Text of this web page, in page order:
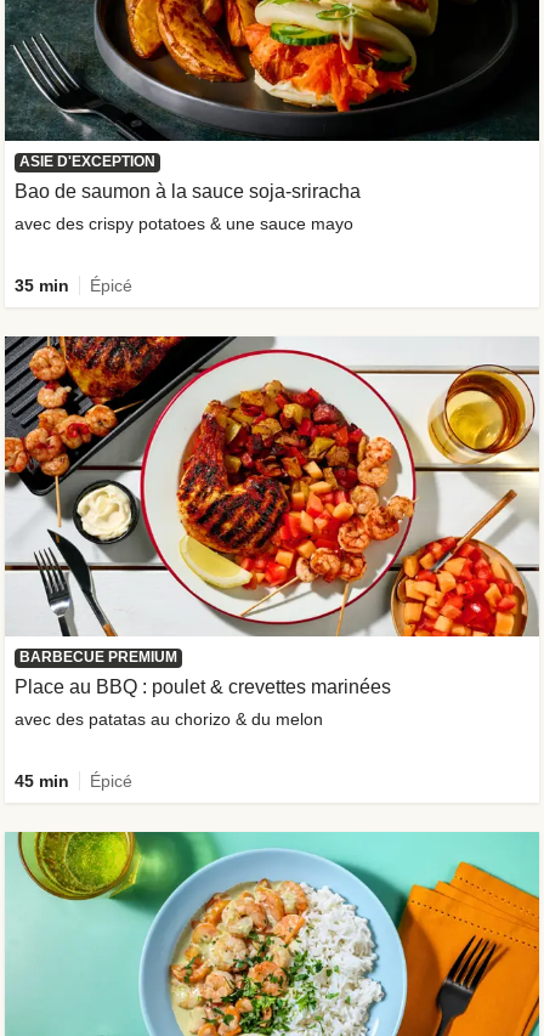
ASIE D'EXCEPTION
Bao de saumon à la sauce soja-sriracha
avec des crispy potatoes & une sauce mayo
35 min Épicé
BARBECUE PREMIUM
Place au BBQ : poulet & crevettes marinées
avec des patatas au chorizo & du melon
45 min Épicé